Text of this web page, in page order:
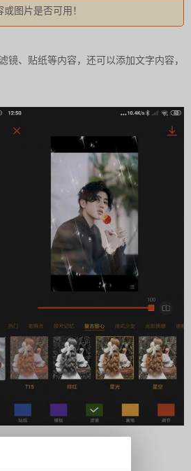
图片是否可用！
、贴纸等内容，还可以添加文字内容，